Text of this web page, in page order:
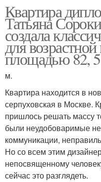
Квартира
Татьяна
создала
для
площадью 82,
м.
Квартира находится в
серпуховская в Москве.
пришлось решать массу
были неудобоваримые
коммуникации,
Но со всем этим
непосвященному
сейчас это разглядеть.